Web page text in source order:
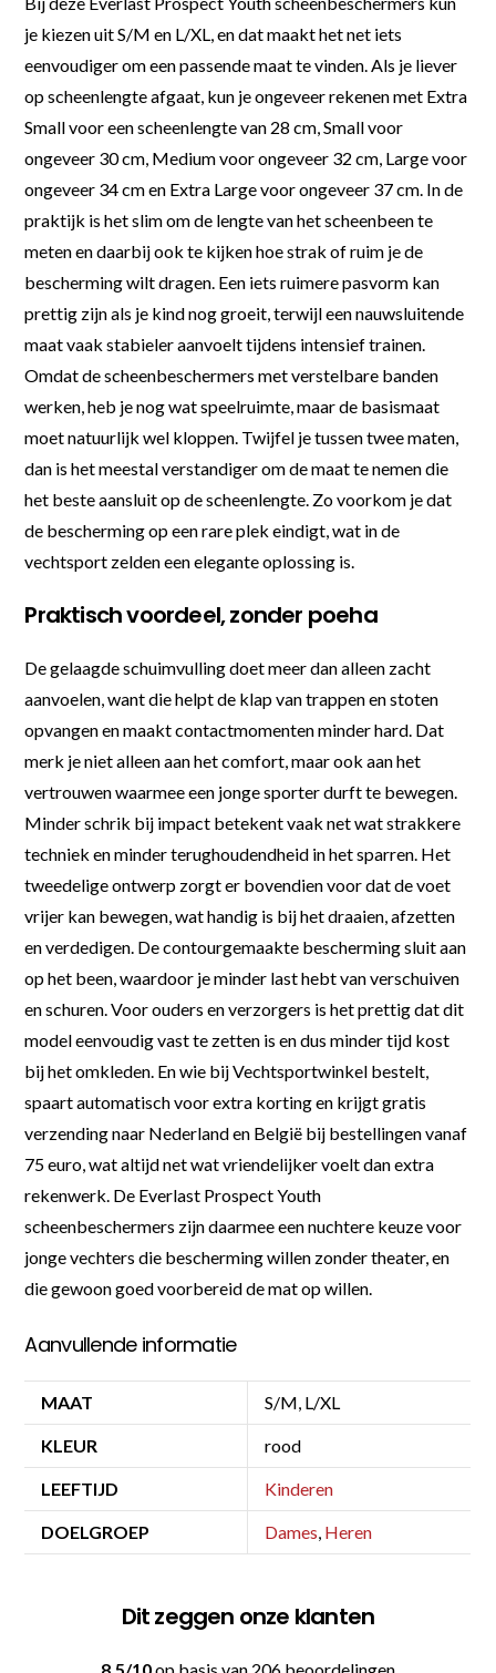
je kiezen uit S/M en L/XL, en dat maakt het net iets
eenvoudiger om een passende maat te vinden. Als je liever
op scheenlengte afgaat, kun je ongeveer rekenen met Extra
Small voor een scheenlengte van 28 cm, Small voor
ongeveer 30 cm, Medium voor ongeveer 32 cm, Large voor
ongeveer 34 cm en Extra Large voor ongeveer 37 cm. In de
praktijk is het slim om de lengte van het scheenbeen te
meten en daarbij ook te kijken hoe strak of ruim je de
bescherming wilt dragen. Een iets ruimere pasvorm kan
prettig zijn als je kind nog groeit, terwijl een nauwsluitende
maat vaak stabieler aanvoelt tijdens intensief trainen.
Omdat de scheenbeschermers met verstelbare banden
werken, heb je nog wat speelruimte, maar de basismaat
moet natuurlijk wel kloppen. Twijfel je tussen twee maten,
dan is het meestal verstandiger om de maat te nemen die
het beste aansluit op de scheenlengte. Zo voorkom je dat
de bescherming op een rare plek eindigt, wat in de
vechtsport zelden een elegante oplossing is.
Praktisch voordeel, zonder poeha
De gelaagde schuimvulling doet meer dan alleen zacht
aanvoelen, want die helpt de klap van trappen en stoten
opvangen en maakt contactmomenten minder hard. Dat
merk je niet alleen aan het comfort, maar ook aan het
vertrouwen waarmee een jonge sporter durft te bewegen.
Minder schrik bij impact betekent vaak net wat strakkere
techniek en minder terughoudendheid in het sparren. Het
tweedelige ontwerp zorgt er bovendien voor dat de voet
vrijer kan bewegen, wat handig is bij het draaien, afzetten
en verdedigen. De contourgemaakte bescherming sluit aan
op het been, waardoor je minder last hebt van verschuiven
en schuren. Voor ouders en verzorgers is het prettig dat dit
model eenvoudig vast te zetten is en dus minder tijd kost
bij het omkleden. En wie bij Vechtsportwinkel bestelt,
spaart automatisch voor extra korting en krijgt gratis
verzending naar Nederland en België bij bestellingen vanaf
75 euro, wat altijd net wat vriendelijker voelt dan extra
rekenwerk. De Everlast Prospect Youth
scheenbeschermers zijn daarmee een nuchtere keuze voor
jonge vechters die bescherming willen zonder theater, en
die gewoon goed voorbereid de mat op willen.
Aanvullende informatie
MAAT S/M, L/XL
KLEUR rood
LEEFTIJD Kinderen
DOELGROEP Dames, Heren
Dit zeggen onze klanten